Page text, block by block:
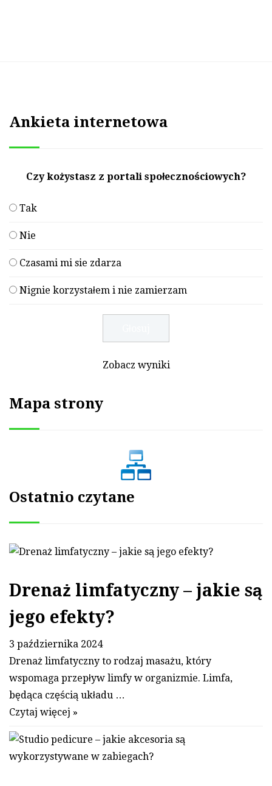
Ankieta internetowa
Czy kożystasz z portali społecznościowych?
Tak
Nie
Czasami mi sie zdarza
Nignie korzystałem i nie zamierzam
Zobacz wyniki
Mapa strony
Ostatnio czytane
Drenaż limfatyczny – jakie są
jego efekty?
3 października 2024
Drenaż limfatyczny to rodzaj masażu, który
wspomaga przepływ limfy w organizmie. Limfa,
będąca częścią układu …
Czytaj więcej »